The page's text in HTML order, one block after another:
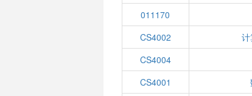
011170
CS4002
CS4004
CS4001